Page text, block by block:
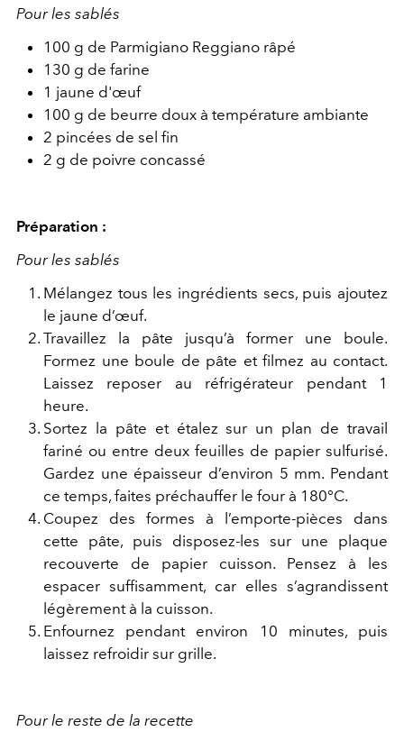
Pour les sablés
100 g de Parmigiano Reggiano râpé
130 g de farine
1 jaune d'œuf
100 g de beurre doux à température ambiante
2 pincées de sel fin
2 g de poivre concassé
Préparation :
Pour les sablés
Mélangez tous les ingrédients secs, puis ajoutez
le jaune d’œuf.
Travaillez la pâte jusqu’à former une boule.
Formez une boule de pâte et filmez au contact.
Laissez reposer au réfrigérateur pendant 1
heure.
Sortez la pâte et étalez sur un plan de travail
fariné ou entre deux feuilles de papier sulfurisé.
Gardez une épaisseur d’environ 5 mm. Pendant
ce temps, faites préchauffer le four à 180°C.
Coupez des formes à l’emporte-pièces dans
cette pâte, puis disposez-les sur une plaque
recouverte de papier cuisson. Pensez à les
espacer suffisamment, car elles s’agrandissent
légèrement à la cuisson.
Enfournez pendant environ 10 minutes, puis
laissez refroidir sur grille.
Pour le reste de la recette